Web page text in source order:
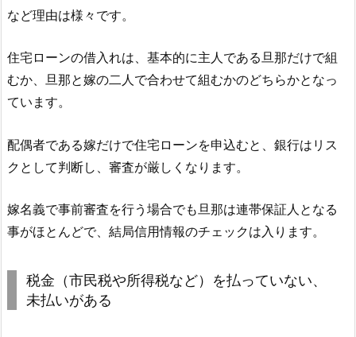
など理由は様々です。
住宅ローンの借入れは、基本的に主人である旦那だけで組
むか、旦那と嫁の二人で合わせて組むかのどちらかとなっ
ています。
配偶者である嫁だけで住宅ローンを申込むと、銀行はリス
クとして判断し、審査が厳しくなります。
嫁名義で事前審査を行う場合でも旦那は連帯保証人となる
事がほとんどで、結局信用情報のチェックは入ります。
税金（市民税や所得税など）を払っていない、
未払いがある